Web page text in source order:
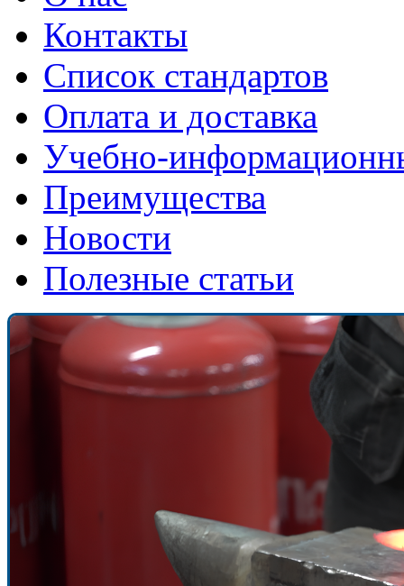
Контакты
Список стандартов
Оплата и доставка
Учебно-
Преимущества
Новости
Полезные статьи